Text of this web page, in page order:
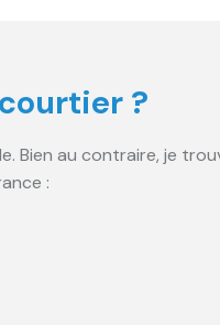
?
Bien au contraire, je
: